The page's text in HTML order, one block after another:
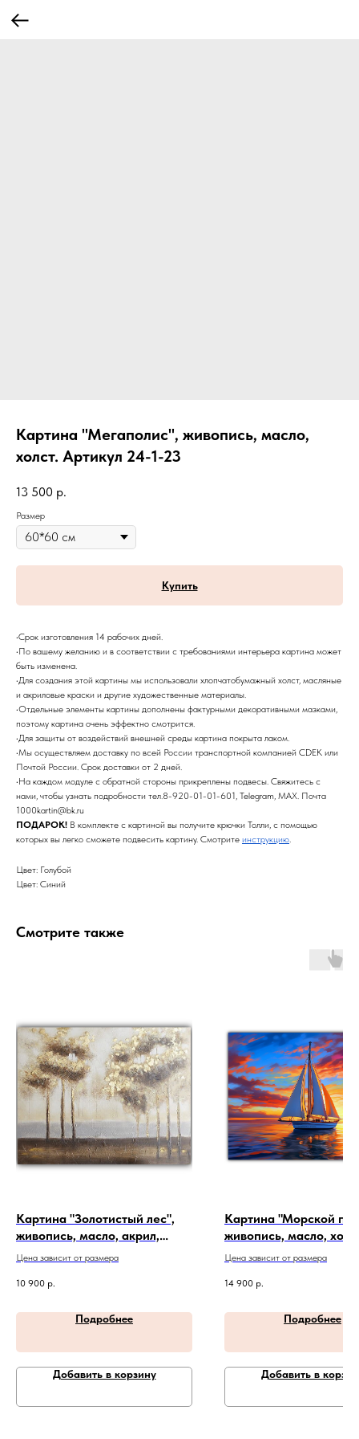
Картина "Мегаполис", живопись, масло,
холст. Артикул 24-1-23
13 500 р.
Размер
Купить
•Срок изготовления 14 рабочих дней.
•По вашему желанию и в соответствии с требованиями интерьера картина может
быть изменена.
•Для создания этой картины мы использовали хлопчатобумажный холст, масляные
и акриловые краски и другие художественные материалы.
•Отдельные элементы картины дополнены фактурными декоративными мазками,
поэтому картина очень эффектно смотрится.
•Для защиты от воздействий внешней среды картина покрыта лаком.
•Мы осуществляем доставку по всей России транспортной компанией CDEK или
Почтой России. Срок доставки от 2 дней.
•На каждом модуле с обратной стороны прикреплены подвесы. Свяжитесь с
нами, чтобы узнать подробности тел.8-920-01-01-601, Telegram, MAX. Почта
1000kartin@bk.ru
ПОДАРОК! В комплекте с картиной вы получите крючки Толли, с помощью
которых вы легко сможете подвесить картину. Смотрите инструкцию.
Цвет: Голубой
Цвет: Синий
Смотрите также
Картина "Золотистый лес",
живопись, масло, акрил,
холст. Артикул 20-4-360
Цена зависит от размера
10 900 р.
Подробнее
Добавить в корзину
Картина "Морской
живопись, масло,
Артикул 24-1-12
Цена зависит от размера
14 900 р.
Подробнее
Добавить в